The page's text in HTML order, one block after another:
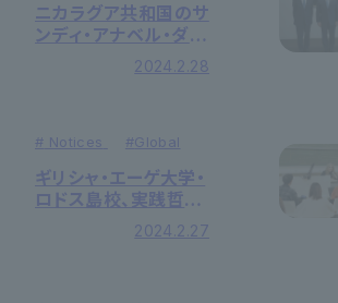
ニカラグア共和国のサ
ンディ・アナベル・ダビ
ラ・サンドバル駐日大
使が来学しました
2024.2.28
# Notices #Global
ギリシャ・エーゲ大学・
ロドス島校、実践哲学
研究所所長のエレー
ナ・テオドロプール教
2024.2.27